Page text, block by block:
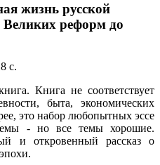
жизнь русской
Великих реформ до
с.
Книга не соответствует
быта, экономических
это набор любопытных эссе
- но все темы хорошие.
и откровенный рассказ о